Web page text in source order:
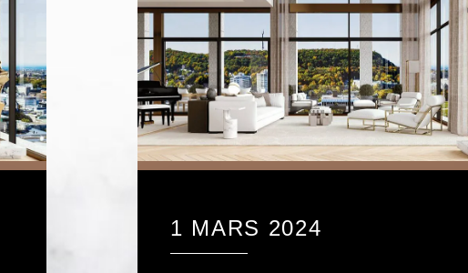
1 MARS 2024